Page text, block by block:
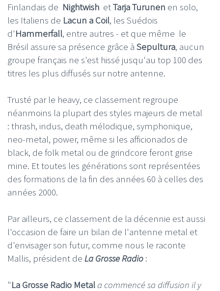
Finlandais de Nightwish etTarja Turunen en solo,
les Italiens de Lacun a Coil, les Suédois
d'Hammerfall, entre autres - et que même le
Brésil assure sa présence grâce à Sepultura, aucun
groupe français ne s'est hissé jusqu'au top 100 des
titres les plus diffusés sur notre antenne.
Trusté par le heavy, ce classement regroupe
néanmoins la plupart des styles majeurs de metal
: thrash, indus, death mélodique, symphonique,
neo-metal, power, même si les afficionados de
black, de folk metal ou de grindcore feront grise
mine. Et toutes les générations sont représentées
des formations de la fin des années 60 à celles des
années 2000.
Par ailleurs, ce classement de la décennie est aussi
l'occasion de faire un bilan de l'antenne metal et
d'envisager son futur, comme nous le raconte
Mallis, président de La Grosse Radio :
"La Grosse Radio Metala commencé sa diffusion il y